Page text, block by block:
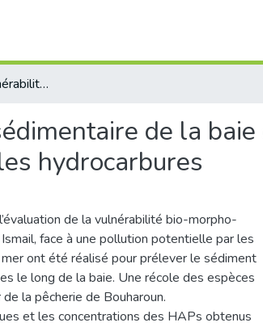
Evaluation de la vulnérabilité bio-morphosédimentaire de la baie de Bou-Ismail face à une pollution potentielle par les hydrocarbures
de la baie
hydrocarbures
de la vulnérabilité bio-morpho-
face à une pollution potentielle par les
ont été réalisé pour prélever le sédiment
le long de la baie. Une récole des espèces
la pêcherie de Bouharoun.
et les concentrations des HAPs obtenus